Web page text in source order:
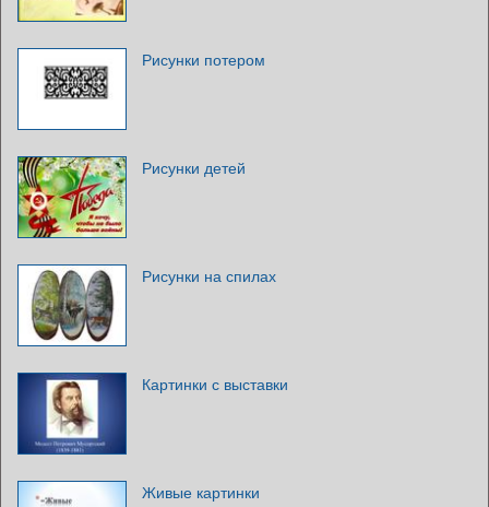
Рисунки потером
Рисунки детей
Рисунки на спилах
Картинки с выставки
Живые картинки